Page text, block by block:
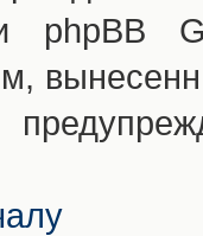
phpBB